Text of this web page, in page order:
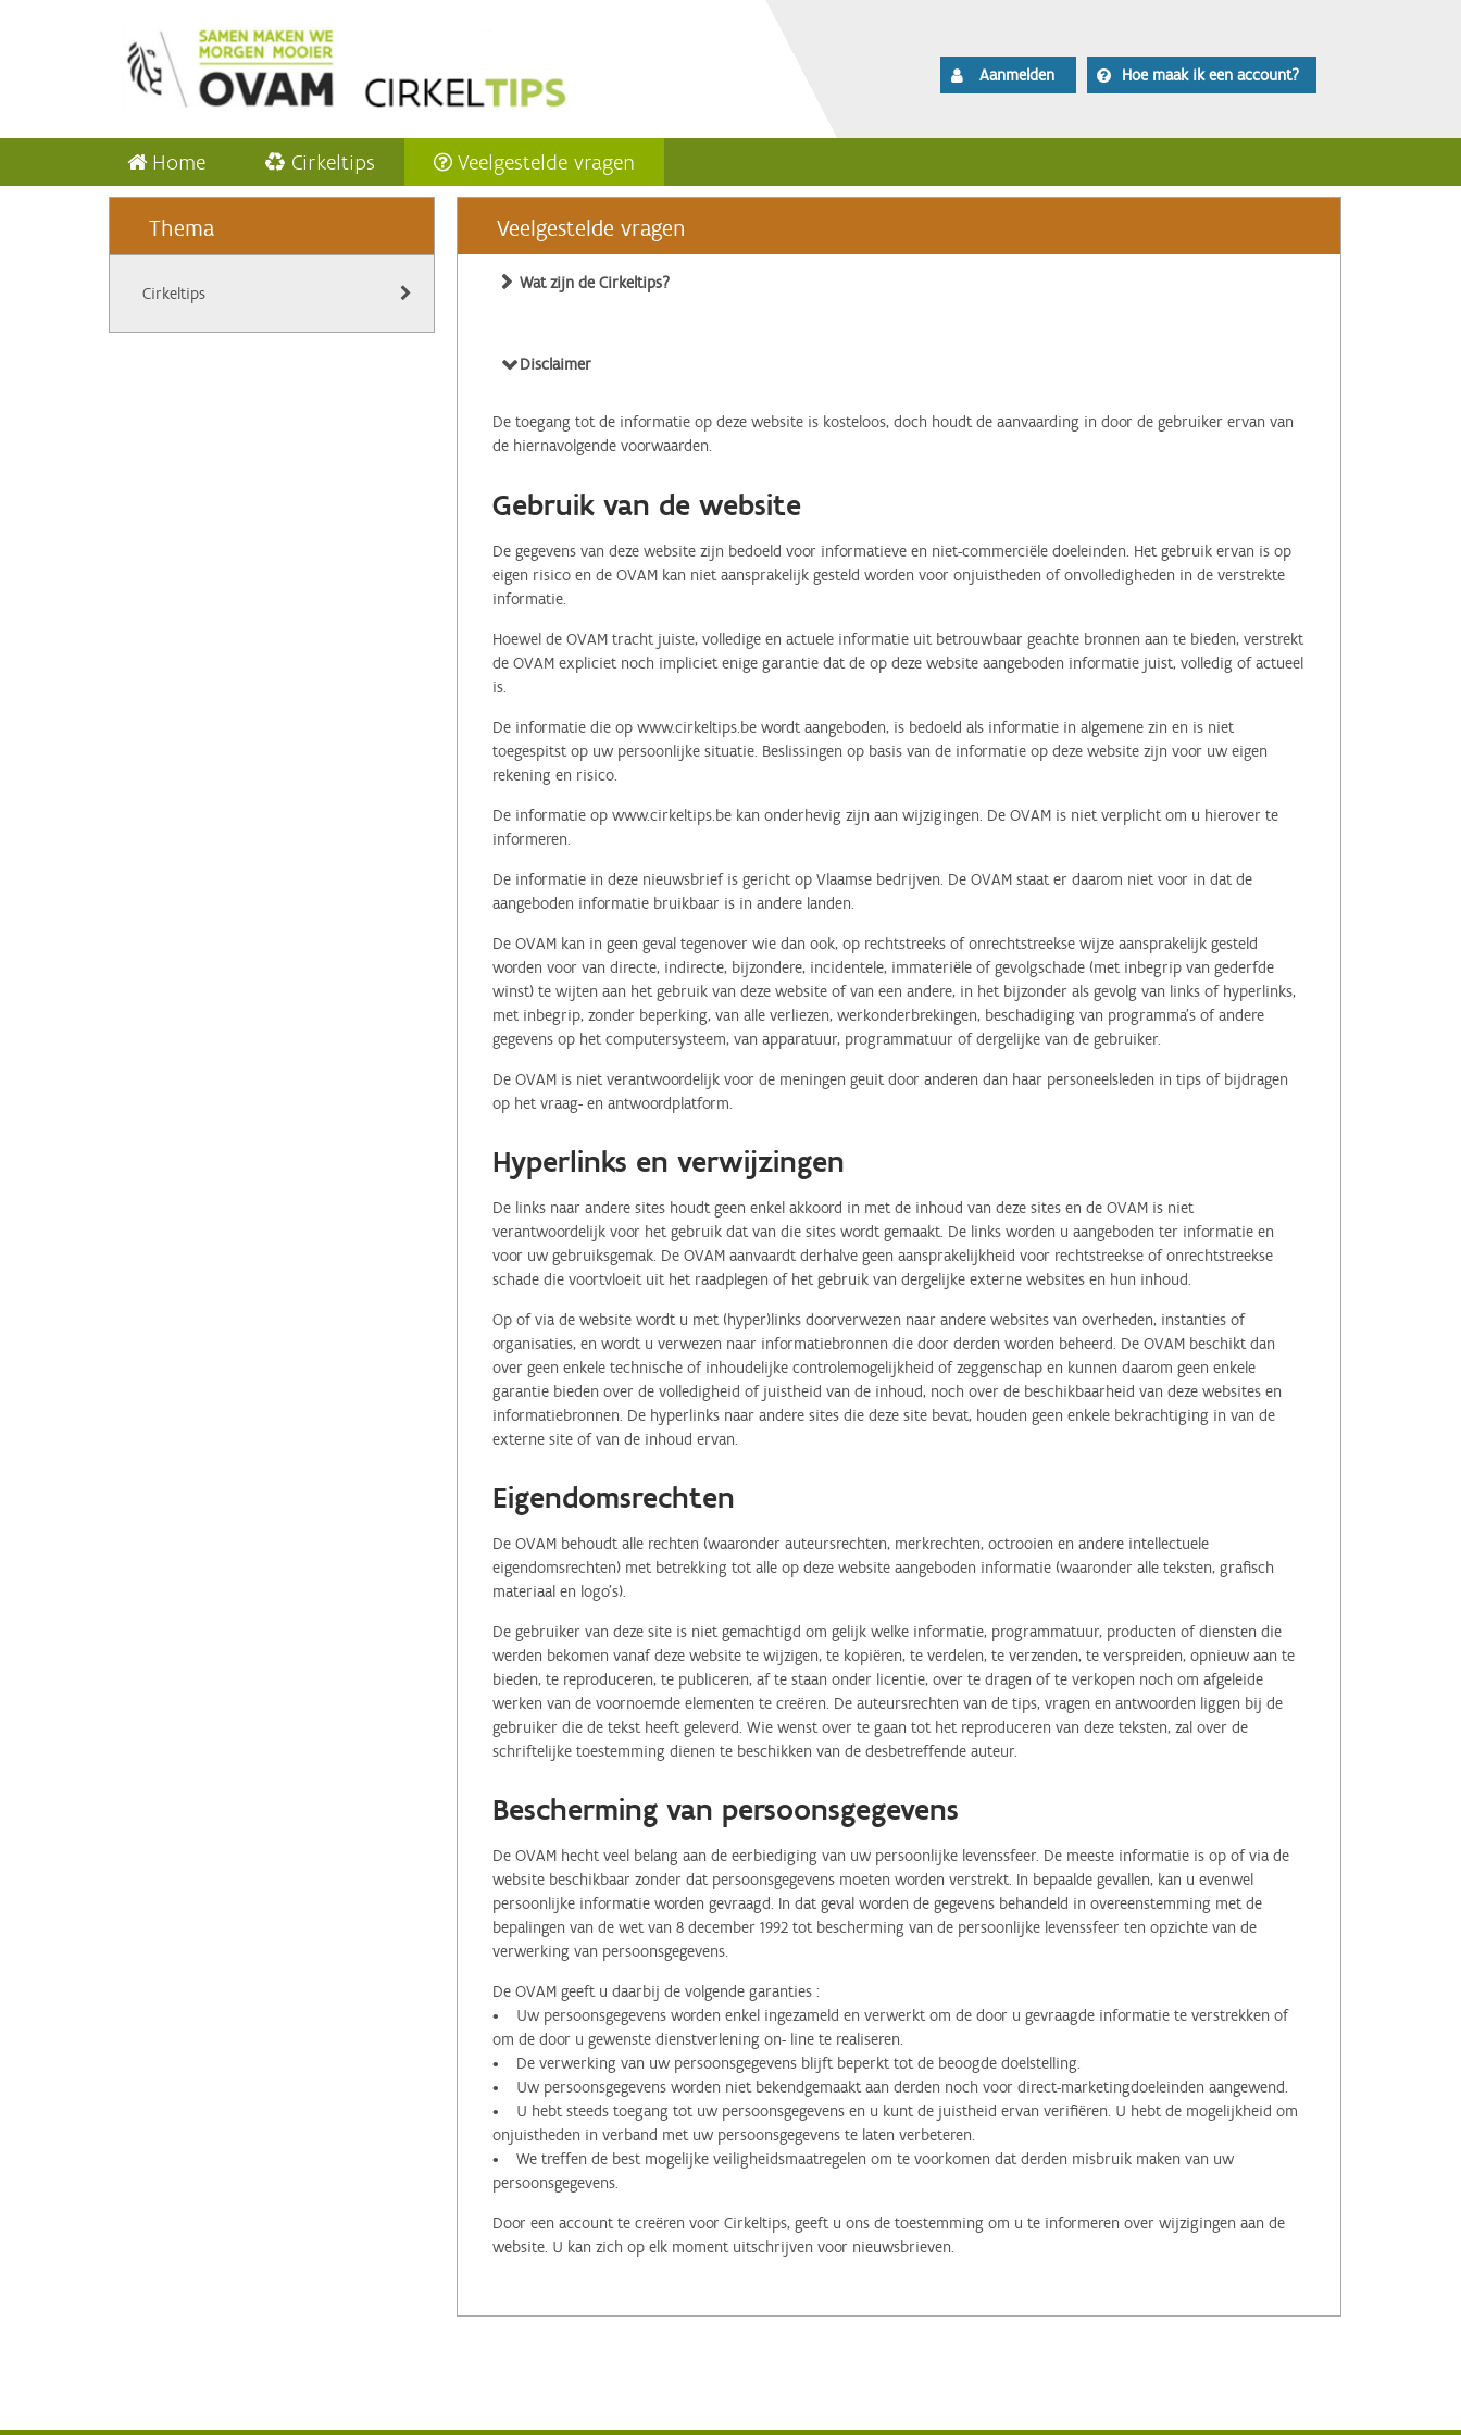
Aanmelden Hoe maak ik een account?
Home Cirkeltips Veelgestelde vragen
Thema
Cirkeltips
Veelgestelde vragen
Wat zijn de Cirkeltips?
Disclaimer
De toegang tot de informatie op deze website is kosteloos, doch houdt de aanvaarding in door de gebruiker ervan van
de hiernavolgende voorwaarden.
Gebruik van de website
De gegevens van deze website zijn bedoeld voor informatieve en niet-commerciële doeleinden. Het gebruik ervan is op
eigen risico en de OVAM kan niet aansprakelijk gesteld worden voor onjuistheden of onvolledigheden in de verstrekte
informatie.
Hoewel de OVAM tracht juiste, volledige en actuele informatie uit betrouwbaar geachte bronnen aan te bieden, verstrekt
de OVAM expliciet noch impliciet enige garantie dat de op deze website aangeboden informatie juist, volledig of actueel
is.
De informatie die op www.cirkeltips.be wordt aangeboden, is bedoeld als informatie in algemene zin en is niet
toegespitst op uw persoonlijke situatie. Beslissingen op basis van de informatie op deze website zijn voor uw eigen
rekening en risico.
De informatie op www.cirkeltips.be kan onderhevig zijn aan wijzigingen. De OVAM is niet verplicht om u hierover te
informeren.
De informatie in deze nieuwsbrief is gericht op Vlaamse bedrijven. De OVAM staat er daarom niet voor in dat de
aangeboden informatie bruikbaar is in andere landen.
De OVAM kan in geen geval tegenover wie dan ook, op rechtstreeks of onrechtstreekse wijze aansprakelijk gesteld
worden voor van directe, indirecte, bijzondere, incidentele, immateriële of gevolgschade (met inbegrip van gederfde
winst) te wijten aan het gebruik van deze website of van een andere, in het bijzonder als gevolg van links of hyperlinks,
met inbegrip, zonder beperking, van alle verliezen, werkonderbrekingen, beschadiging van programma's of andere
gegevens op het computersysteem, van apparatuur, programmatuur of dergelijke van de gebruiker.
De OVAM is niet verantwoordelijk voor de meningen geuit door anderen dan haar personeelsleden in tips of bijdragen
op het vraag- en antwoordplatform.
Hyperlinks en verwijzingen
De links naar andere sites houdt geen enkel akkoord in met de inhoud van deze sites en de OVAM is niet
verantwoordelijk voor het gebruik dat van die sites wordt gemaakt. De links worden u aangeboden ter informatie en
voor uw gebruiksgemak. De OVAM aanvaardt derhalve geen aansprakelijkheid voor rechtstreekse of onrechtstreekse
schade die voortvloeit uit het raadplegen of het gebruik van dergelijke externe websites en hun inhoud.
Op of via de website wordt u met (hyper)links doorverwezen naar andere websites van overheden, instanties of
organisaties, en wordt u verwezen naar informatiebronnen die door derden worden beheerd. De OVAM beschikt dan
over geen enkele technische of inhoudelijke controlemogelijkheid of zeggenschap en kunnen daarom geen enkele
garantie bieden over de volledigheid of juistheid van de inhoud, noch over de beschikbaarheid van deze websites en
informatiebronnen. De hyperlinks naar andere sites die deze site bevat, houden geen enkele bekrachtiging in van de
externe site of van de inhoud ervan.
Eigendomsrechten
De OVAM behoudt alle rechten (waaronder auteursrechten, merkrechten, octrooien en andere intellectuele
eigendomsrechten) met betrekking tot alle op deze website aangeboden informatie (waaronder alle teksten, grafisch
materiaal en logo's).
De gebruiker van deze site is niet gemachtigd om gelijk welke informatie, programmatuur, producten of diensten die
werden bekomen vanaf deze website te wijzigen, te kopiëren, te verdelen, te verzenden, te verspreiden, opnieuw aan te
bieden, te reproduceren, te publiceren, af te staan onder licentie, over te dragen of te verkopen noch om afgeleide
werken van de voornoemde elementen te creëren. De auteursrechten van de tips, vragen en antwoorden liggen bij de
gebruiker die de tekst heeft geleverd. Wie wenst over te gaan tot het reproduceren van deze teksten, zal over de
schriftelijke toestemming dienen te beschikken van de desbetreffende auteur.
Bescherming van persoonsgegevens
De OVAM hecht veel belang aan de eerbiediging van uw persoonlijke levenssfeer. De meeste informatie is op of via de
website beschikbaar zonder dat persoonsgegevens moeten worden verstrekt. In bepaalde gevallen, kan u evenwel
persoonlijke informatie worden gevraagd. In dat geval worden de gegevens behandeld in overeenstemming met de
bepalingen van de wet van 8 december 1992 tot bescherming van de persoonlijke levenssfeer ten opzichte van de
verwerking van persoonsgegevens.
De OVAM geeft u daarbij de volgende garanties :
• Uw persoonsgegevens worden enkel ingezameld en verwerkt om de door u gevraagde informatie te verstrekken of
om de door u gewenste dienstverlening on- line te realiseren.
• De verwerking van uw persoonsgegevens blijft beperkt tot de beoogde doelstelling.
• Uw persoonsgegevens worden niet bekendgemaakt aan derden noch voor direct-marketingdoeleinden aangewend.
• U hebt steeds toegang tot uw persoonsgegevens en u kunt de juistheid ervan verifiëren. U hebt de mogelijkheid om
onjuistheden in verband met uw persoonsgegevens te laten verbeteren.
• We treffen de best mogelijke veiligheidsmaatregelen om te voorkomen dat derden misbruik maken van uw
persoonsgegevens.
Door een account te creëren voor Cirkeltips, geeft u ons de toestemming om u te informeren over wijzigingen aan de
website. U kan zich op elk moment uitschrijven voor nieuwsbrieven.